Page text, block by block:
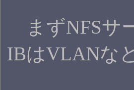
まずNFSサ
IBはVLANな